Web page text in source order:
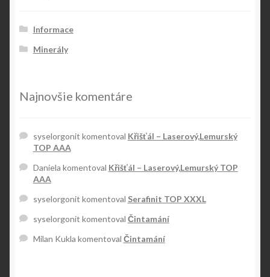
Informace
Minerály
Najnovšie komentáre
syselorgonit komentoval Křišťál – Laserový,Lemurský
TOP AAA
Daniela komentoval Křišťál – Laserový,Lemurský TOP
AAA
syselorgonit komentoval Serafinit TOP XXXL
syselorgonit komentoval Čintamání
Milan Kukla komentoval Čintamání